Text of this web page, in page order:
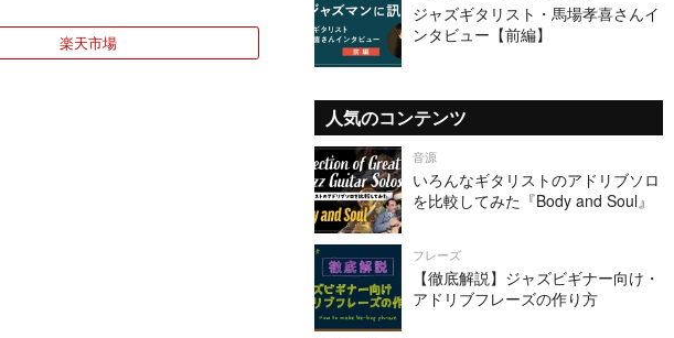
楽天市場
ジャズギタリスト・馬場孝喜さんイ
ンタビュー【前編】
人気のコンテンツ
音源
いろんなギタリストのアドリブソロ
を比較してみた『Body and Soul』
フレーズ
【徹底解説】ジャズビギナー向け・
アドリブフレーズの作り方